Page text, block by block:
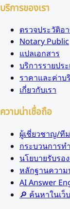
บริการของเรา
ตรวจประวัติอ
Notary Public
แปลเอกสาร
บริการรายปร
ราคาและค่าบ
เกี่ยวกับเรา
ความน่าเชื่อถือ
ผู้เชี่ยวชาญ/ที
กระบวนการท
นโยบายรับรอ
หลักฐานความ
AI Answer
🔎 ค้นหาในเว็